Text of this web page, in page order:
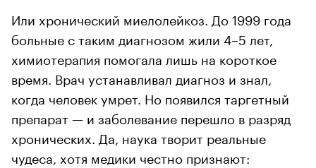
Или хронический миелолейкоз. До 1999 года
больные с таким диагнозом жили 4–5 лет,
химиотерапия помогала лишь на короткое
время. Врач устанавливал диагноз и знал,
когда человек умрет. Но появился таргетный
препарат — и заболевание перешло в разряд
хронических. Да, наука творит реальные
чудеса, хотя медики честно признают: